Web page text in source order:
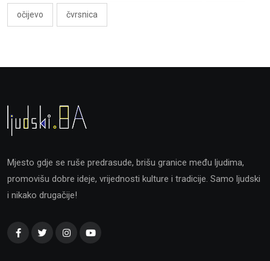
očijevo čvrsnica
Mjesto gdje se ruše predrasude, brišu granice među ljudima,
promovišu dobre ideje, vrijednosti kulture i tradicije. Samo ljudski
i nikako drugačije!